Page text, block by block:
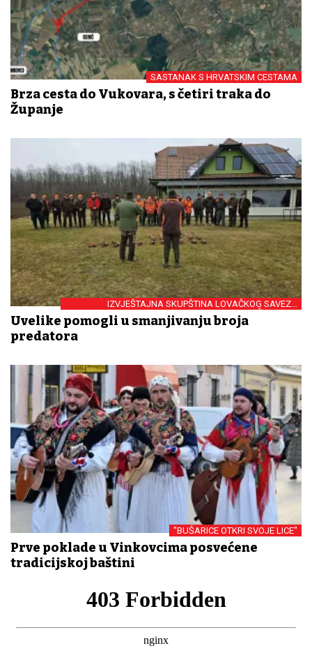
SASTANAK S HRVATSKIM CESTAMA
Brza cesta do Vukovara, s četiri traka do
Županje
IZVJEŠTAJNA SKUPŠTINA LOVAČKOG SAVEZA
VUKOVARSKO-SRIJEMSKE ŽUPANIJE
Uvelike pomogli u smanjivanju broja
predatora
"BUŠARICE OTKRI SVOJE LICE"
Prve poklade u Vinkovcima posvećene
tradicijskoj baštini